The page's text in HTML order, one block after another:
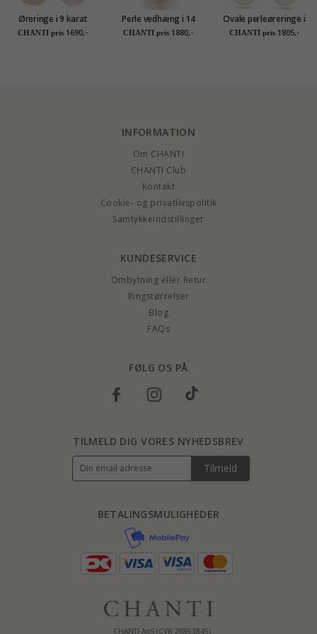
Øreringe i 9 karat
guld med zirkon -
CHANTI pris 1690,-
Perle vedhæng i 14
karat guld 0,02 ct
CHANTI pris 1880,-
Ovale perleøreringe i
14 karat guld med
CHANTI pris 1805,-
INFORMATION
Om CHANTI
CHANTI Club
Kontakt
Cookie- og privatlivspolitik
Samtykkeindstillinger
KUNDESERVICE
Ombytning eller Retur
Ringstørrelser
Blog
FAQs
FØLG OS PÅ
CHANTI ApS (CVR 28863845)
BETALINGSMULIGHEDER
TILMELD DIG VORES NYHEDSBREV
Tilmeld